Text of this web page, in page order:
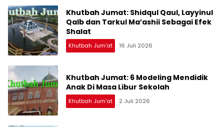
Khutbah Jumat: Shidqul Qaul, Layyinul
Qalb dan Tarkul Ma’ashii Sebagai Efek
Shalat
Khutbah Jum'at 16 Juli 2026
Khutbah Jumat: 6 Modeling Mendidik
Anak Di Masa Libur Sekolah
Khutbah Jum'at 2 Juli 2026